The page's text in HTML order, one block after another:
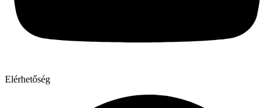
Elérhetőség